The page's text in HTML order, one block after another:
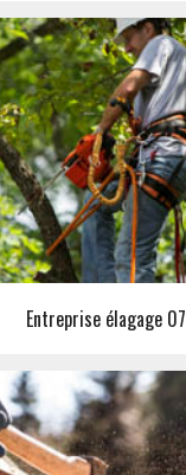
Entreprise élagage 07